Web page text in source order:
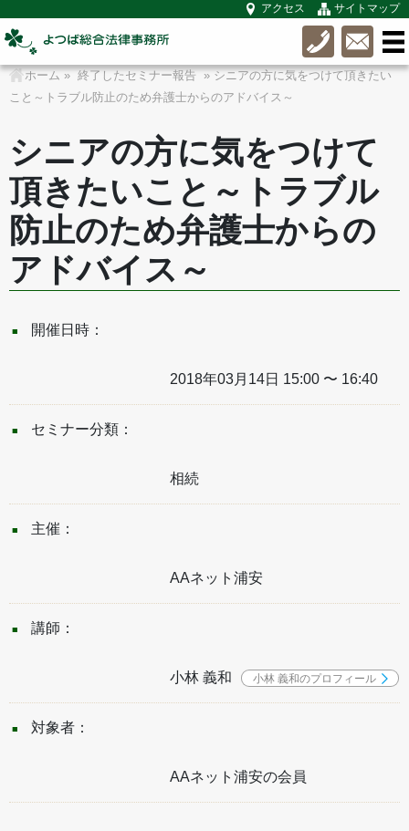
アクセス サイトマップ
ホーム » 終了したセミナー報告
» シニアの方に気をつけて頂きたい
こと～トラブル防止のため弁護士からのアドバイス～
シニアの方に気をつけて
頂きたいこと～トラブル
防止のため弁護士からの
アドバイス～
開催日時：
2018年03月14日 15:00 〜 16:40
セミナー分類：
相続
主催：
AAネット浦安
講師：
小林 義和 小林 義和のプロフィール
対象者：
AAネット浦安の会員